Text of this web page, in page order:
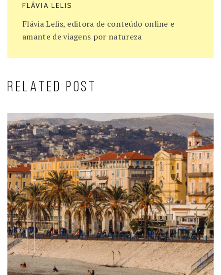
FLÁVIA LELIS
Flávia Lelis, editora de conteúdo online e
amante de viagens por natureza
RELATED POST